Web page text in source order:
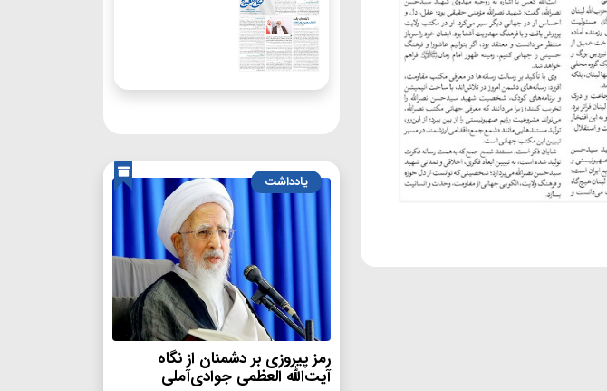
یادداشت
رمز پیروزی بر دشمنان از نگاه
آیت‌الله العظمی جوادی‌آملی